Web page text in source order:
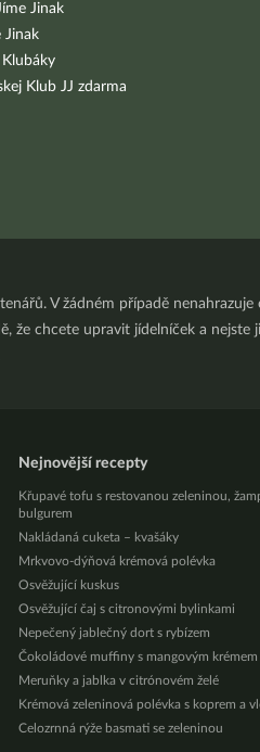
Jinak
Jinak
Klub JJ zdarma
V žádném případě
že chcete upravit jídelníček a
Nejnovější recepty
Křupavé tofu s restovanou zeleninou,
bulgurem
Nakládaná cuketa – kvašáky
Mrkvovo-dýňová krémová polévka
Osvěžující kuskus
Osvěžující čaj s citronovými bylinkami
Nepečený jablečný dort s rybízem
Čokoládové muffiny s mangovým krémem
Meruňky a jablka v citrónovém želé
Krémová zeleninová polévka s koprem a
Celozrnná rýže basmati se zeleninou